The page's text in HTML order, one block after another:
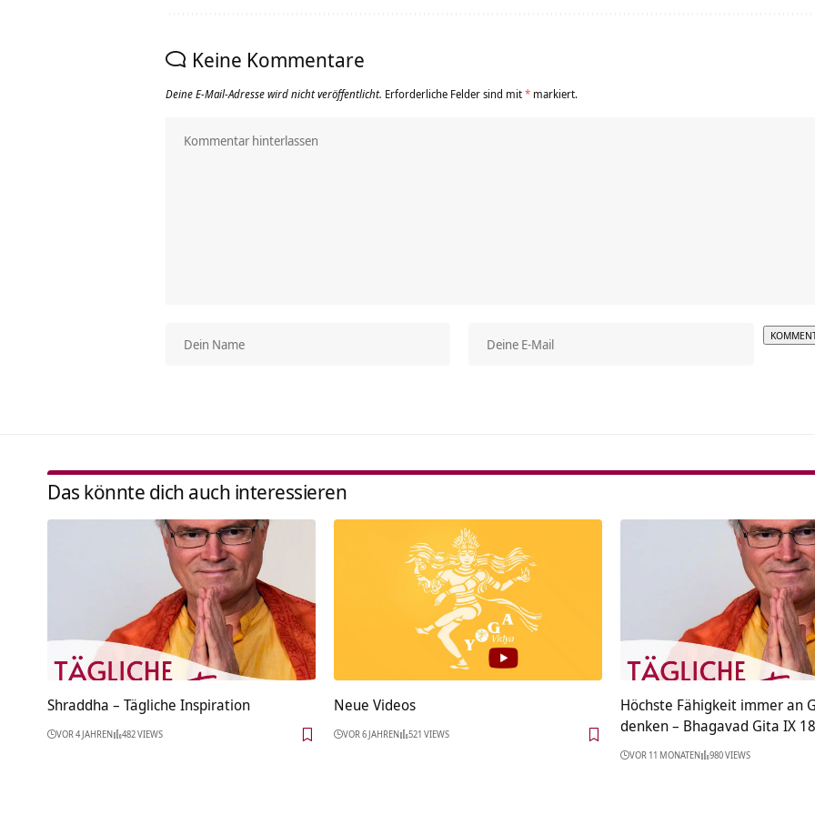
Keine Kommentare
Deine E-Mail-Adresse wird nicht veröffentlicht. Erforderliche Felder sind mit* markiert.
Das könnte dich auch interessieren
Shraddha – Tägliche Inspiration
VOR 4 JAHREN 482 VIEWS
Neue Videos
VOR 6 JAHREN 521 VIEWS
Höchste Fähigkeit immer an
denken – Bhagavad Gita IX 18
VOR 11 MONATEN 980 VIEWS